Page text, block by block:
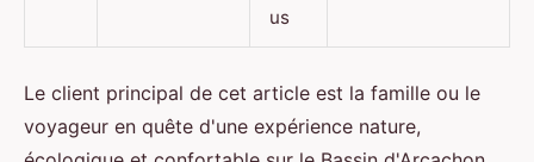
us
Le client principal de cet article est la famille ou le
voyageur en quête d'une expérience nature,